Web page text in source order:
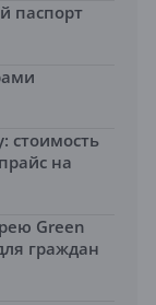
паспорт
стоимость
на
Green
граждан